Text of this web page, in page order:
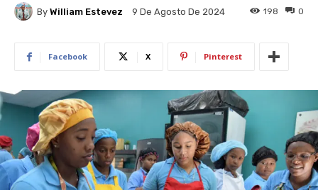
By William Estevez 9 De Agosto De 2024 0
198
Facebook X Pinterest